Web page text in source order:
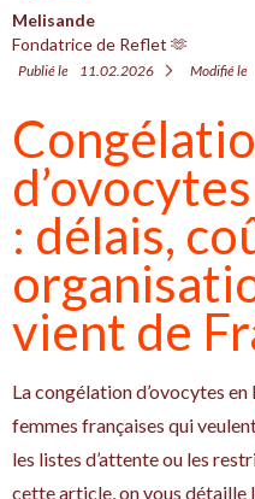
Melisande
Fondatrice de Reflet 🫶
Publié le 11.02.2026 Modifié le
: délais,
vient de
La congélation d’ovocytes
femmes françaises qui
les listes d’attente ou les
cette article, on vous détaille